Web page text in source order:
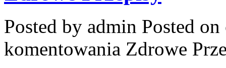
Posted by admin Posted
komentowania Zdrowe